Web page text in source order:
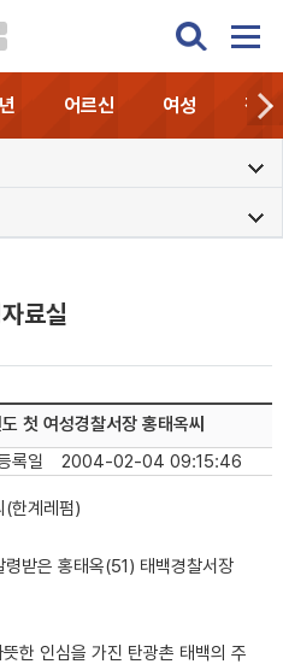
어르신 여성 장애
료실
첫 여성경찰서장 홍태옥씨
록일
2004-02-04 09:15:46
(한계레펌)
받은 홍태옥(51) 태백경찰서장
한 인심을 가진 탄광촌 태백의 주